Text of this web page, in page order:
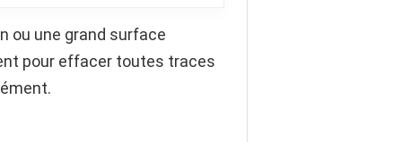
ou une grand surface
pour effacer toutes traces